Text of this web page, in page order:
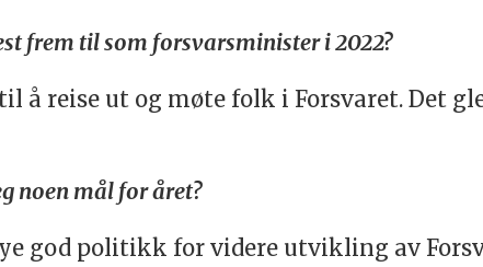
frem til som forsvarsminister i 2022?
å reise ut og møte folk i Forsvaret. Det
noen mål for året?
god politikk for videre utvikling av